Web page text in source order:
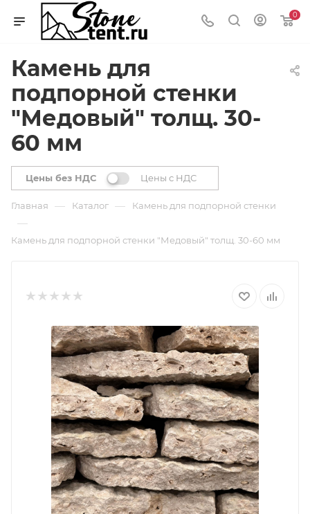
0
Камень для
подпорной стенки
"Медовый" толщ. 30-
60 мм
Цены без НДС Цены с НДС
Главная — Каталог — Камень для подпорной стенки
—
Камень для подпорной стенки "Медовый" толщ. 30-60 мм